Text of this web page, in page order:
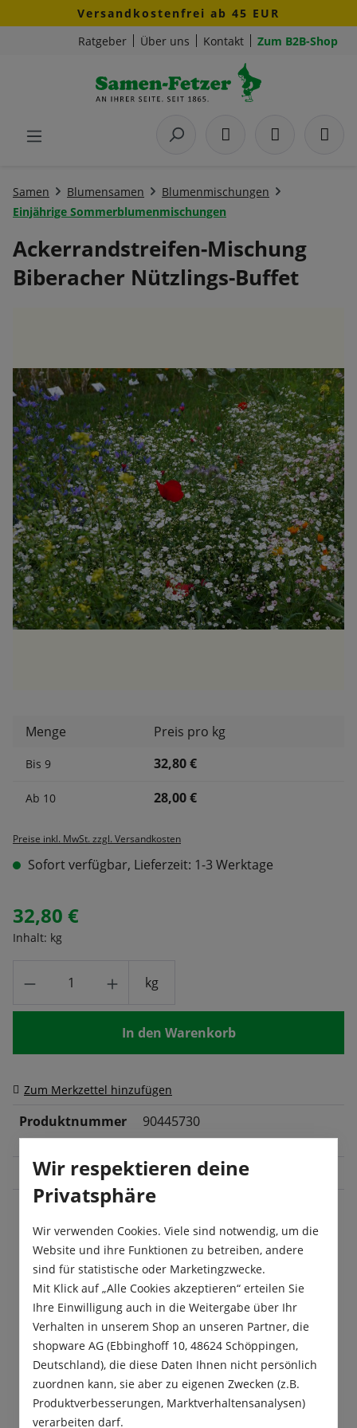
Zum Hauptinhalt springen
Versandkostenfrei ab 45 EUR
Ratgeber
Über uns Kontakt Zum B2B-Shop
Samen Blumensamen
Blumenmischungen
Einjährige Sommerblumenmischungen
Ackerrandstreifen-Mischung
Biberacher Nützlings-Buffet
Menge Preis pro kg
Bis 9 32,80 €
Ab 10 28,00 €
Preise inkl. MwSt. zzgl. Versandkosten
Sofort verfügbar, Lieferzeit: 1-3 Werktage
32,80 €
Inhalt: kg
kg
In den Warenkorb
Zum Merkzettel hinzufügen
Produktnummer
:
90445730
Blüte: Juli, August, September
Beschreibung
Die Ackerrandstreifen-Mischung „Biberacher
Nützlings-Buffet“ ist für Bienen und für alle Arten
von Nützlingen ein wahres Par…Mehr
Produktsicherheit
Wir respektieren deine
Privatsphäre
Wir verwenden Cookies. Viele sind notwendig, um die
Website und ihre Funktionen zu betreiben, andere
sind für statistische oder Marketingzwecke.
Mit Klick auf „Alle Cookies akzeptieren“ erteilen Sie
Ihre Einwilligung auch in die Weitergabe über Ihr
Verhalten in unserem Shop an unseren Partner, die
shopware AG (Ebbinghoff 10, 48624 Schöppingen,
Deutschland), die diese Daten Ihnen nicht persönlich
zuordnen kann, sie aber zu eigenen Zwecken (z.B.
Produktverbesserungen, Marktverhaltensanalysen)
verarbeiten darf.